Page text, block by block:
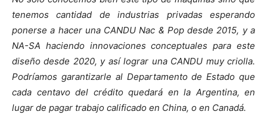
tenemos cantidad de industrias privadas esperando
ponerse a hacer una CANDU Nac & Pop desde 2015, y a
NA-SA haciendo innovaciones conceptuales para este
diseño desde 2020, y así lograr una CANDU muy criolla.
Podríamos garantizarle al Departamento de Estado que
cada centavo del crédito quedará en la Argentina, en
lugar de pagar trabajo calificado en China, o en Canadá.